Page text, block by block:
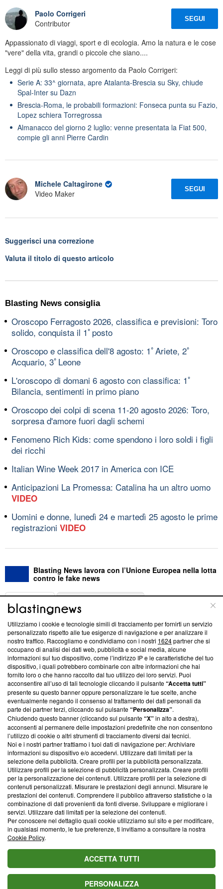
Paolo Corrigeri
Contributor
SEGUI
Appassionato di viaggi, sport e di ecologia. Amo la natura e le cose
"vere" della vita, grandi o piccole che siano....
Leggi di più sullo stesso argomento da Paolo Corrigeri:
Serie A: 33^ giornata, apre Atalanta-Brescia su Sky, chiude
Spal-Inter su Dazn
Brescia-Roma, le probabili formazioni: Fonseca punta su Fazio,
Lopez schiera Torregrossa
Almanacco del giorno 2 luglio: venne presentata la Fiat 500,
compie gli anni Pierre Cardin
Michele Caltagirone
Video Maker
SEGUI
Suggerisci una correzione
Valuta il titolo di questo articolo
Blasting News consiglia
Oroscopo Ferragosto 2026, classifica e previsioni: Toro
solido, conquista il 1ﾟposto
Oroscopo e classifica dell'8 agosto: 1ﾟAriete, 2ﾟ
Acquario, 3ﾟLeone
L'oroscopo di domani 6 agosto con classifica: 1ﾟ
Bilancia, sentimenti in primo piano
Oroscopo dei colpi di scena 11-20 agosto 2026: Toro,
sorpresa d'amore fuori dagli schemi
Fenomeno Rich Kids: come spendono i loro soldi i figli
dei ricchi
Italian Wine Week 2017 in America con ICE
Anticipazioni La Promessa: Catalina ha un altro uomo
VIDEO
Uomini e donne, lunedì 24 e martedì 25 agosto le prime
registrazioni VIDEO
Blasting News lavora con l’Unione Europea nella lotta
contro le fake news
ABOUT
Questa sezione offre informazioni trasparenti su Blasting
News, sui nostri processi editoriali e su come ci impegniamo a
creare news di qualità. Inoltre, afferma la nostra aderenza a
‘Trust Project - News with Integrity’Blasting News non è
ancora membro del programma, ma ha richiesto di farne
parte; Trust Project non ha ancora effettuato una verifica di
conformità agli standard.
Su di noi
Team editoriale
Corporate
Redazione
Informativa Privacy
Cookie Policy
Blasting SA, IDI CHE-247.845.224, Via Carlo Frasca, 3 - 6900
Lugano (Svizzera) Tel:+39 0690258937
© 2026 Blasting News
Utilizziamo i cookie e tecnologie simili di tracciamento per fornirti un servizio
personalizzato rispetto alle tue esigenze di navigazione e per analizzare il
nostro traffico. Raccogliamo e condividiamo con i nostri 1624partner che si
occupano di analisi dei dati web, pubblicità e social media, alcune
informazioni sul tuo dispositivo, come l’indirizzo IP e le caratteristiche del tuo
dispositivo, i quali potrebbero combinarle con altre informazioni che hai
fornito loro o che hanno raccolto dal tuo utilizzo dei loro servizi. Puoi
acconsentire all’uso di tali tecnologie cliccando il pulsante“Accetta tutti”
presente su questo banner oppure personalizzare le tue scelte, anche
eventualmente negando il consenso al trattamento dei dati personali da
parte dei partner terzi, cliccando sul pulsante“Personalizza”.
Chiudendo questo banner (cliccando sul pulsante“X”in alto a destra),
acconsenti al permanere delle impostazioni predefinite che non consentono
l’utilizzo di cookie o altri strumenti di tracciamento diversi dai tecnici.
Noi e i nostri partner trattiamo i tuoi dati di navigazione per: Archiviare
informazioni su dispositivo e/o accedervi. Utilizzare dati limitati per la
selezione della pubblicità. Creare profili per la pubblicità personalizzata.
Utilizzare profili per la selezione di pubblicità personalizzata. Creare profili
per la personalizzazione dei contenuti. Utilizzare profili per la selezione di
contenuti personalizzati. Misurare le prestazioni degli annunci. Misurare le
prestazioni dei contenuti. Comprendere il pubblico attraverso statistiche o la
combinazione di dati provenienti da fonti diverse. Sviluppare e migliorare i
servizi. Utilizzare dati limitati per la selezione dei contenuti.
Per conoscere nel dettaglio quali cookie utilizziamo sul sito e per modificare,
in qualsiasi momento, le tue preferenze, ti invitiamo a consultare la nostra
Cookie Policy.
ACCETTA TUTTI
PERSONALIZZA